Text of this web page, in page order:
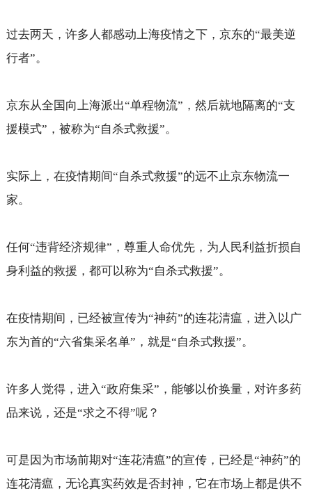
过去两天，许多人都感动上海疫情之下，京东的“最美逆
行者”。
京东从全国向上海派出“单程物流”，然后就地隔离的“支
援模式”，被称为“自杀式救援”。
实际上，在疫情期间“自杀式救援”的远不止京东物流一
家。
任何“违背经济规律”，尊重人命优先，为人民利益折损自
身利益的救援，都可以称为“自杀式救援”。
在疫情期间，已经被宣传为“神药”的连花清瘟，进入以广
东为首的“六省集采名单”，就是“自杀式救援”。
许多人觉得，进入“政府集采”，能够以价换量，对许多药
品来说，还是“求之不得”呢？
可是因为市场前期对“连花清瘟”的宣传，已经是“神药”的
连花清瘟，无论真实药效是否封神，它在市场上都是供不